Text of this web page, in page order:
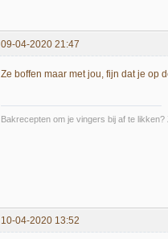
09-04-2020 21:47
Ze boffen maar met jou, fijn dat je op
Bakrecepten om je vingers bij af te
10-04-2020 13:52